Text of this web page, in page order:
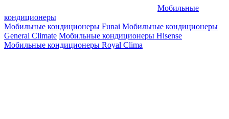
Мобильные
кондиционеры
Мобильные кондиционеры Funai Мобильные кондиционеры
General Climate Мобильные кондиционеры Hisense
Мобильные кондиционеры Royal Clima